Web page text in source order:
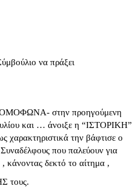
να πράξει
-ΟΜΟΦΩΝΑ- στην προηγούμενη
και … άνοιξε η “ΙΣΤΟΡΙΚΗ”
την βάφτισε ο
που παλεύουν για
δεκτό το αίτημα ,
τους.